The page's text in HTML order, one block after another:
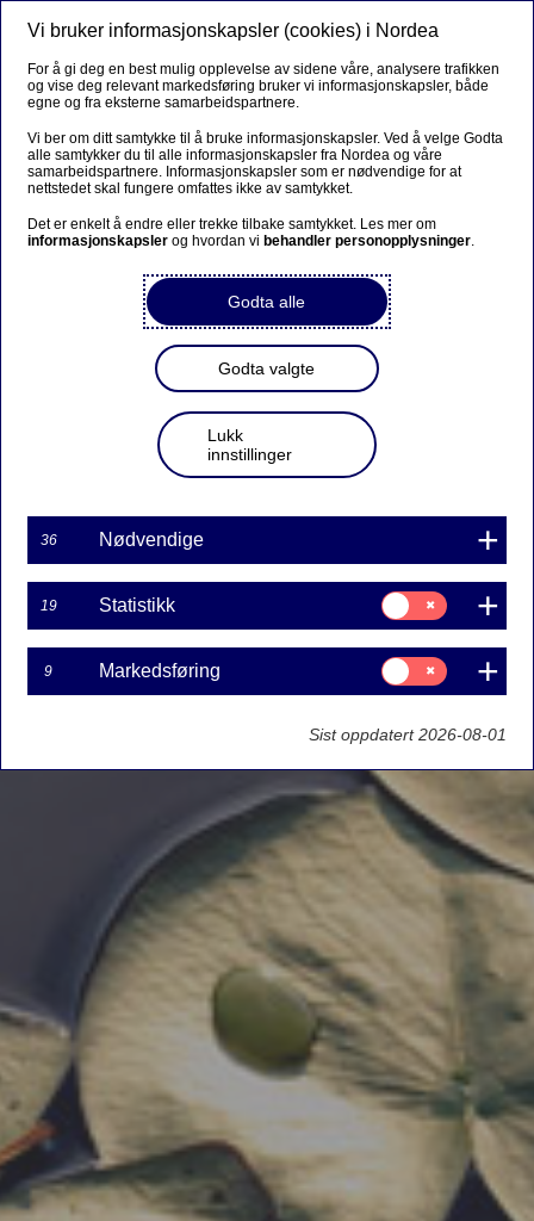
Vi bruker informasjonskapsler (cookies) i Nordea
For å gi deg en best mulig opplevelse av sidene våre, analysere trafikken
og vise deg relevant markedsføring bruker vi informasjonskapsler, både
egne og fra eksterne samarbeidspartnere.
Vi ber om ditt samtykke til å bruke informasjonskapsler. Ved å velge Godta
alle samtykker du til alle informasjonskapsler fra Nordea og våre
samarbeidspartnere. Informasjonskapsler som er nødvendige for at
nettstedet skal fungere omfattes ikke av samtykket.
Det er enkelt å endre eller trekke tilbake samtykket. Les mer om
informasjonskapsler og hvordan vi behandler personopplysninger.
Godta alle
Godta valgte
Lukk
innstillinger
36 Nødvendige
19 Statistikk
Samtykke
til:
Statistikk
9 Markedsføring
Samtykke
til:
Markedsføring
Sist oppdatert 2026-08-01